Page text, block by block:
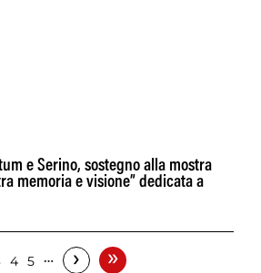
e Serino, sostegno alla mostra
memoria e visione” dedicata a
4 5 … › »